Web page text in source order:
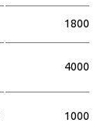
1800
4000
1000